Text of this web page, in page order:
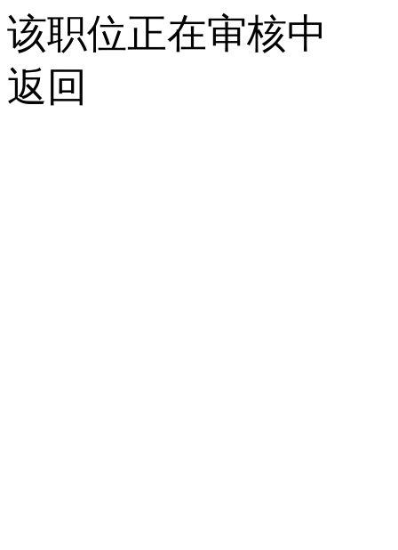
该职位正在审核中
返回